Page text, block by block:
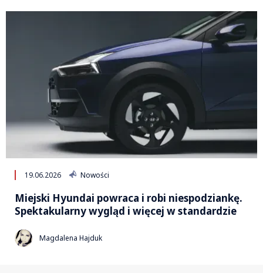
19.06.2026 Nowości
Miejski Hyundai powraca i robi niespodziankę.
Spektakularny wygląd i więcej w standardzie
Magdalena Hajduk